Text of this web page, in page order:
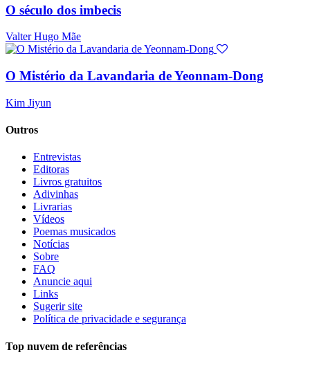
O século dos imbecis
Valter Hugo Mãe
O Mistério da Lavandaria de Yeonnam-Dong
Kim Jiyun
Outros
Entrevistas
Editoras
Livros gratuitos
Adivinhas
Livrarias
Vídeos
Poemas musicados
Notícias
Sobre
FAQ
Anuncie aqui
Links
Sugerir site
Política de privacidade e segurança
Top nuvem de referências